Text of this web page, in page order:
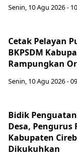
Senin, 10 Agu 2026 -
Cetak Pelayan
BKPSDM
Rampungkan
Senin, 10 Agu 2026 -
Bidik
Desa, Pengurus
Kabupaten
Dikukuhkan